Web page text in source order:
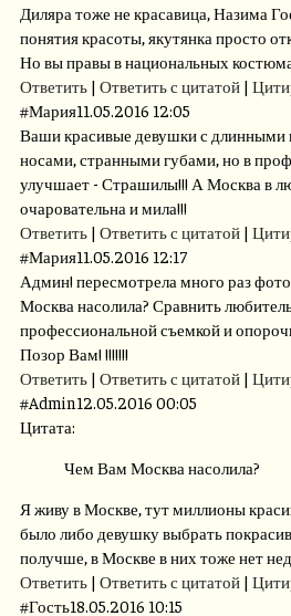
Диляра тоже не красавица, Назима
понятия красоты, якутянка просто
Но вы правы в национальных
Ответить | Ответить с цитатой |
#Мария11.05.2016 12:05
Ваши красивые девушки с
носами, странными губами, но в
улучшает - Страшилы!!! А Москва в
очаровательна и мила!!!
Ответить | Ответить с цитатой |
#Мария11.05.2016 12:17
Админ! пересмотрела много раз
Москва насолила? Сравнить
профессиональной съемкой и
Позор Вам! !!!!!!!
Ответить | Ответить с цитатой |
#Admin12.05.2016 00:05
Цитата:
Чем Вам Москва насолила?
Я живу в Москве, тут миллионы
было либо девушку выбрать
получше, в Москве в них тоже нет
Ответить | Ответить с цитатой |
#Гость18.05.2016 10:15